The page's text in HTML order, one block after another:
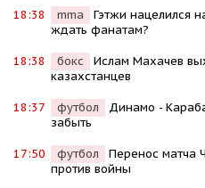
18:38 mma
Гэтжи нацелился
ждать фанатам?
18:38 бокс
Ислам Махачев
казахстанцев
18:37 футбол
Динамо -
забыть
17:50 футбол
Перенос матча
против войны